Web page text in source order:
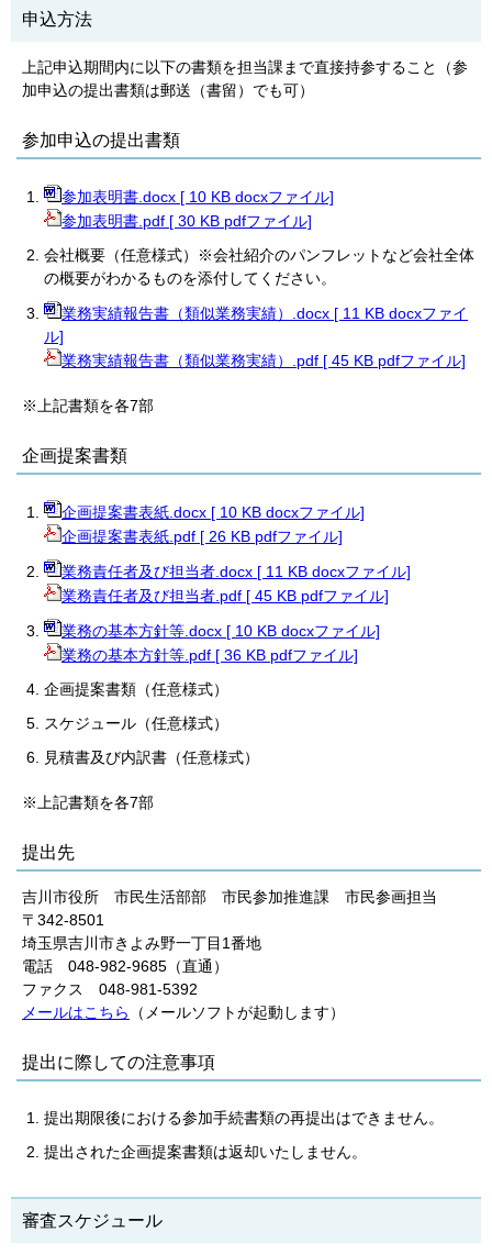
申込方法
上記申込期間内に以下の書類を担当課まで直接持参すること（参
加申込の提出書類は郵送（書留）でも可）
参加申込の提出書類
参加表明書.docx [ 10 KB docxファイル]
参加表明書.pdf [ 30 KB pdfファイル]
会社概要（任意様式）※会社紹介のパンフレットなど会社全体
の概要がわかるものを添付してください。
業務実績報告書（類似業務実績）.docx [ 11 KB docxファイ
ル]
業務実績報告書（類似業務実績）.pdf [ 45 KB pdfファイル]
※上記書類を各7部
企画提案書類
企画提案書表紙.docx [ 10 KB docxファイル]
企画提案書表紙.pdf [ 26 KB pdfファイル]
業務責任者及び担当者.docx [ 11 KB docxファイル]
業務責任者及び担当者.pdf [ 45 KB pdfファイル]
業務の基本方針等.docx [ 10 KB docxファイル]
業務の基本方針等.pdf [ 36 KB pdfファイル]
企画提案書類（任意様式）
スケジュール（任意様式）
見積書及び内訳書（任意様式）
※上記書類を各7部
提出先
吉川市役所 市民生活部部 市民参加推進課 市民参画担当
〒342-8501
埼玉県吉川市きよみ野一丁目1番地
電話 048-982-9685（直通）
ファクス 048-981-5392
メールはこちら
（メールソフトが起動します）
提出に際しての注意事項
提出期限後における参加手続書類の再提出はできません。
提出された企画提案書類は返却いたしません。
審査スケジュール